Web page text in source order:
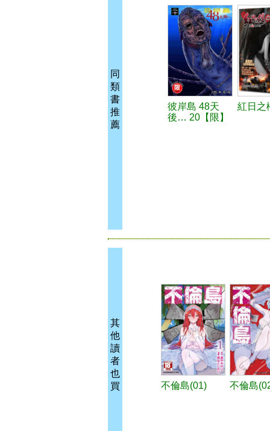
同
類
書
推
薦
彼岸島 48天
後… 20【限】
紅日之
其
他
讀
者
也
買
不倫島(01) 不倫島